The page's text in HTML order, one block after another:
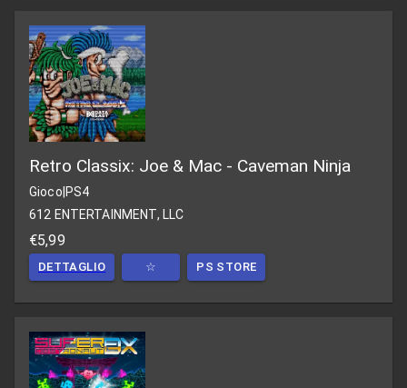
Retro Classix: Joe & Mac - Caveman Ninja
Gioco PS4
612 ENTERTAINMENT, LLC
€5,99
DETTAGLIO ☆ PS STORE